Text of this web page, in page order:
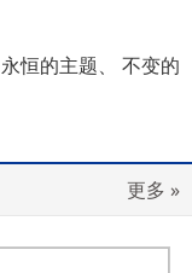
恒的主题、 不变的
更多 »